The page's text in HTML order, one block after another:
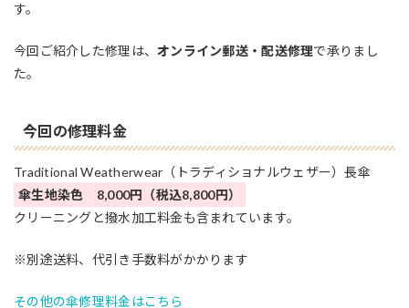
す。
今回ご紹介した修理は、オンライン郵送・配送修理で承りまし
た。
今回の修理料金
Traditional Weatherwear（トラディショナルウェザー）長傘
傘生地染色 8,000円（税込8,800円）
クリーニングと撥水加工料金も含まれています。
※別途送料、代引き手数料がかかります
その他の傘修理料金はこちら